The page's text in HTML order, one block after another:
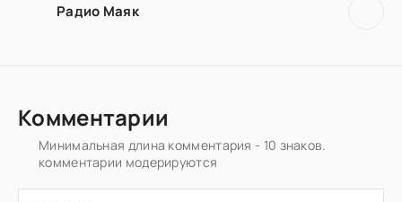
Радио Маяк
Комментарии
Минимальная длина комментария - 10 знаков.
комментарии модерируются